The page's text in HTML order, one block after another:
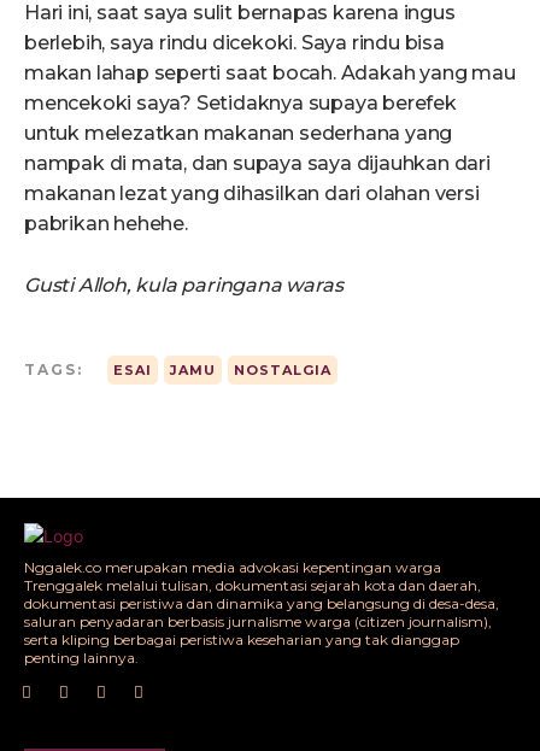
Hari ini, saat saya sulit bernapas karena ingus
berlebih, saya rindu dicekoki. Saya rindu bisa
makan lahap seperti saat bocah. Adakah yang mau
mencekoki saya? Setidaknya supaya berefek
untuk melezatkan makanan sederhana yang
nampak di mata, dan supaya saya dijauhkan dari
makanan lezat yang dihasilkan dari olahan versi
pabrikan hehehe.
Gusti Alloh, kula paringana waras
TAGS: ESAI JAMU NOSTALGIA
Nggalek.co merupakan media advokasi kepentingan warga
Trenggalek melalui tulisan, dokumentasi sejarah kota dan daerah,
dokumentasi peristiwa dan dinamika yang belangsung di desa-desa,
saluran penyadaran berbasis jurnalisme warga (citizen journalism),
serta kliping berbagai peristiwa keseharian yang tak dianggap
penting lainnya.